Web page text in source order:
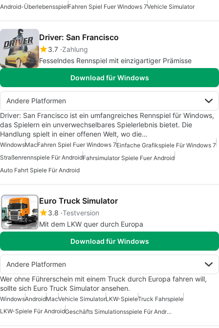
Android-ÜberlebensspielFahren Spiel Fuer Windows 7Vehicle Simulator
Driver: San Francisco
3.7 Zahlung
Fesselndes Rennspiel mit einzigartiger Prämisse
Download für Windows
Andere Platformen
Driver: San Francisco ist ein umfangreiches Rennspiel für Windows,
das Spielern ein unverwechselbares Spielerlebnis bietet. Die
Handlung spielt in einer offenen Welt, wo die…
WindowsMacFahren Spiel Fuer Windows 7Einfache Grafikspiele Für Windows 7
Straßenrennspiele Für AndroidFahrsimulator Spiele Fuer Android
Auto Fahrt Spiele Für Android
Euro Truck Simulator
3.8 Testversion
Mit dem LKW quer durch Europa
Download für Windows
Andere Platformen
Wer ohne Führerschein mit einem Truck durch Europa fahren will,
sollte sich Euro Truck Simulator ansehen.
WindowsAndroidMacVehicle SimulatorLKW-SpieleTruck Fahrspiele
LKW-Spiele Für Android
Geschäfts Simulationsspiele Für Android